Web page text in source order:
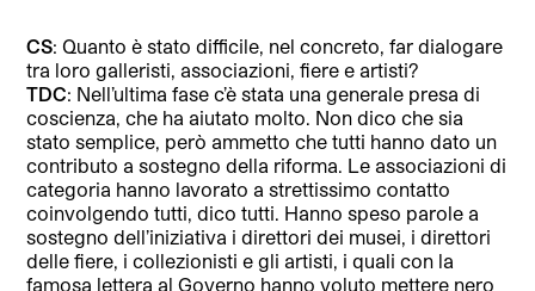
CS: Quanto è stato difficile, nel concreto, far dialogare
tra loro galleristi, associazioni, fiere e artisti?
TDC: Nell’ultima fase c’è stata una generale presa di
coscienza, che ha aiutato molto. Non dico che sia
stato semplice, però ammetto che tutti hanno dato un
contributo a sostegno della riforma. Le associazioni di
categoria hanno lavorato a strettissimo contatto
coinvolgendo tutti, dico tutti. Hanno speso parole a
sostegno dell’iniziativa i direttori dei musei, i direttori
delle fiere, i collezionisti e gli artisti, i quali con la
famosa lettera al Governo hanno voluto mettere nero